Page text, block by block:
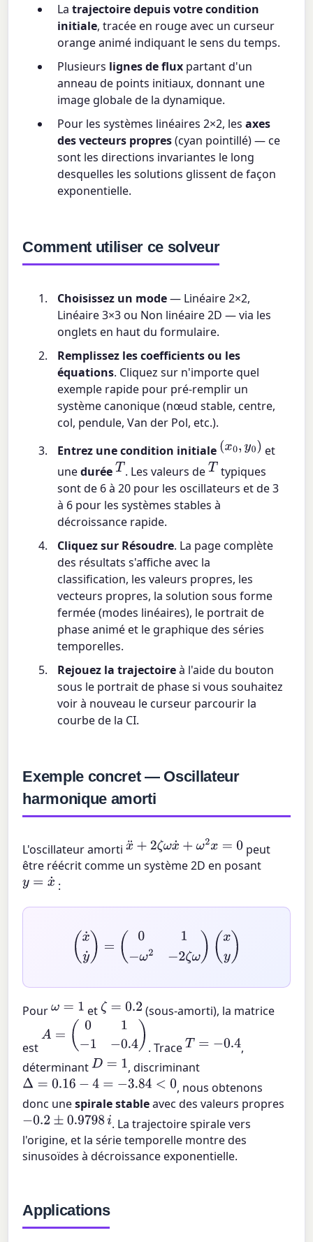
Latrajectoire depuis votre condition
initiale, tracée en rouge avec un curseur
orange animé indiquant le sens du temps.
Plusieurs lignes de flux partant d'un
anneau de points initiaux, donnant une
image globale de la dynamique.
Pour les systèmes linéaires 2×2, lesaxes
des vecteurs propres(cyan pointillé) — ce
sont les directions invariantes le long
desquelles les solutions glissent de façon
exponentielle.
Comment utiliser ce solveur
Choisissez un mode— Linéaire 2×2,
Linéaire 3×3 ou Non linéaire 2D — via les
onglets en haut du formulaire.
Remplissez les coefficients ou les
équations. Cliquez sur n'importe quel
exemple rapide pour pré-remplir un
système canonique (nœud stable, centre,
col, pendule, Van der Pol, etc.).
Entrez une condition initiale (x0,y 0)
et
uneduréeT . Les valeurs deT typiques
sont de 6 à 20 pour les oscillateurs et de 3
à 6 pour les systèmes stables à
décroissance rapide.
Cliquez sur Résoudre. La page complète
des résultats s'affiche avec la
classification, les valeurs propres, les
vecteurs propres, la solution sous forme
fermée (modes linéaires), le portrait de
phase animé et le graphique des séries
temporelles.
Rejouez la trajectoireà l'aide du bouton
sous le portrait de phase si vous souhaitez
voir à nouveau le curseur parcourir la
courbe de la CI.
Exemple concret — Oscillateur
harmonique amorti
L'oscillateur amortix¨+2ζωx˙+ ω2 x=0
peut
être réécrit comme un système 2D en posant
y=x˙ :
= 1− ζω xy
Pourω =1 et ζ=0.2 (sous-amorti), la matrice
est
A= −1 −0.4
. TraceT= −0.4
,
déterminantD= 1
, discriminant
Δ= 0.16−4= −3.84<0
, nous obtenons
donc unespirale stableavec des valeurs propres
−0.2± 0.9798i
. La trajectoire spirale vers
l'origine, et la série temporelle montre des
sinusoïdes à décroissance exponentielle.
Applications